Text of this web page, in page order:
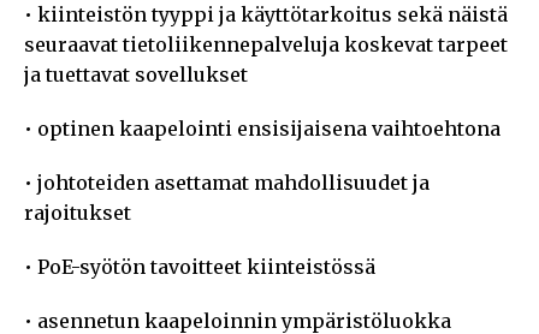
• kiinteistön tyyppi ja käyttötarkoitus sekä näistä
seuraavat tietoliikennepalveluja koskevat tarpeet
ja tuettavat sovellukset
• optinen kaapelointi ensisijaisena vaihtoehtona
• johtoteiden asettamat mahdollisuudet ja
rajoitukset
• PoE-syötön tavoitteet kiinteistössä
• asennetun kaapeloinnin ympäristöluokka